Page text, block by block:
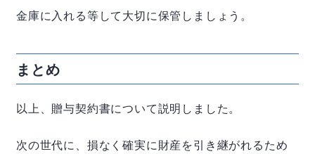
金庫に入れる等して大切に保管しましょう。
まとめ
以上、贈与契約書について説明しました。
次の世代に、損なく確実に財産を引き継がれるため